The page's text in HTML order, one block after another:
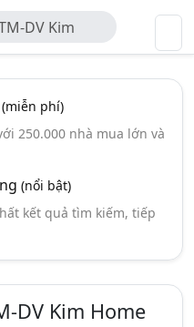
DV Kim
(miễn phí)
250.000 nhà mua lớn và
(nổi bật)
kết quả tìm kiếm, tiếp
DV Kim Home